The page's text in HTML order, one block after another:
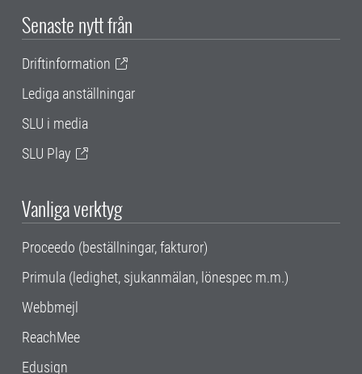
Senaste nytt från
Driftinformation
Lediga anställningar
SLU i media
SLU Play
Vanliga verktyg
Proceedo (beställningar, fakturor)
Primula (ledighet, sjukanmälan, lönespec m.m.)
Webbmejl
ReachMee
Edusign